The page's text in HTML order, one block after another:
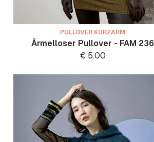
PULLOVER KURZARM
Ärmelloser Pullover - FAM 236
€5.00